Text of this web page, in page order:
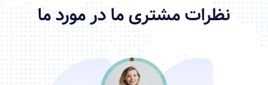
نظرات مشتری ما در مورد ما